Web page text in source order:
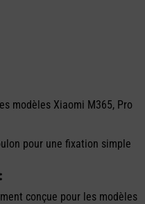
modèles Xiaomi M365, Pro
pour une fixation simple
conçue pour les modèles